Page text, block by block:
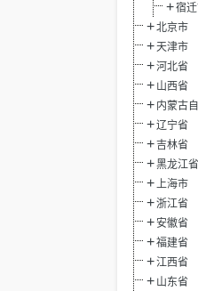
宿
北京市
天津市
河北省
山西省
内蒙古
辽宁省
吉林省
黑龙江省
上海市
浙江省
安徽省
福建省
江西省
山东省